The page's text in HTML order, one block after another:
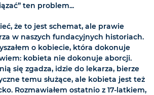
ten problem...
że to jest schemat, ale prawie
w naszych fundacyjnych historiach.
o kobiecie, która dokonuje
kobieta nie dokonuje aborcji.
się zgadza, idzie do lekarza, bierze
temu służące, ale kobieta jest też
Rozmawiałem ostatnio z 17-latkiem,